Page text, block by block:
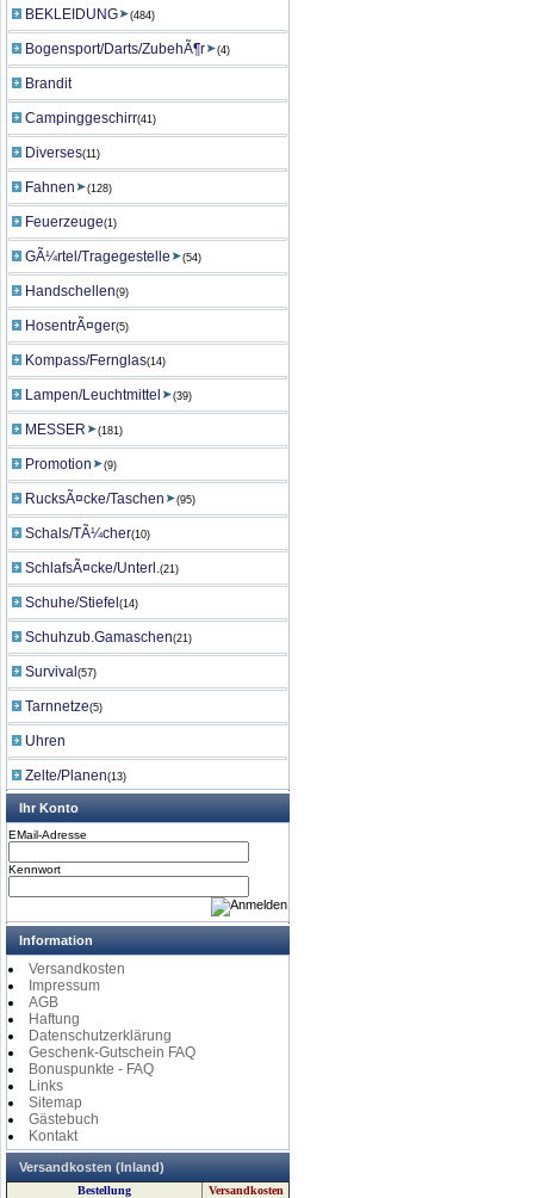
BEKLEIDUNG (484)
Bogensport/Darts/ZubehÃ¶r (4)
Brandit
Campinggeschirr(41)
Diverses(11)
Fahnen (128)
Feuerzeuge(1)
GÃ¼rtel/Tragegestelle (54)
Handschellen(9)
HosentrÃ¤ger(5)
Kompass/Fernglas(14)
Lampen/Leuchtmittel (39)
MESSER (181)
Promotion (9)
RucksÃ¤cke/Taschen (95)
Schals/TÃ¼cher(10)
SchlafsÃ¤cke/Unterl.(21)
Schuhe/Stiefel (14)
Schuhzub.Gamaschen(21)
Survival (57)
Tarnnetze(5)
Uhren
Zelte/Planen(13)
Ihr Konto
EMail-Adresse
Kennwort
Information
Versandkosten
Impressum
AGB
Haftung
Datenschutzerklärung
Geschenk-Gutschein FAQ
Bonuspunkte - FAQ
Links
Sitemap
Gästebuch
Kontakt
Versandkosten (Inland)
Bestellung
Versandkosten